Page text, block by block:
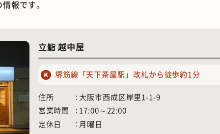
ホテル
報です。
立鮨 越中屋
堺筋線「天下茶屋駅」改札から徒歩約1分
住所
大阪市西成区岸里1-1-9
営業時間
17:00～22:00
定休日
月曜日